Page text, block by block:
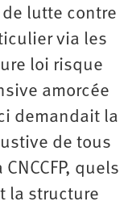
lutte contre
via les
loi risque
amorcée
demandait la
de tous
quels
la structure